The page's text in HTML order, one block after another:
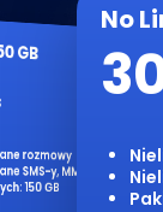
GB
rozmowy
SMS-y, MMS-y
150 GB
No